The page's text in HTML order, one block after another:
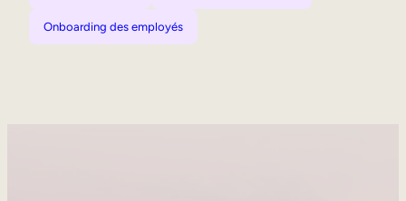
Onboarding des employés